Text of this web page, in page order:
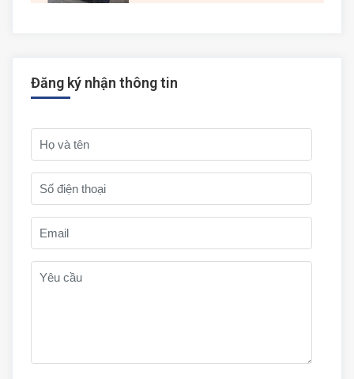
Đăng ký nhận thông tin